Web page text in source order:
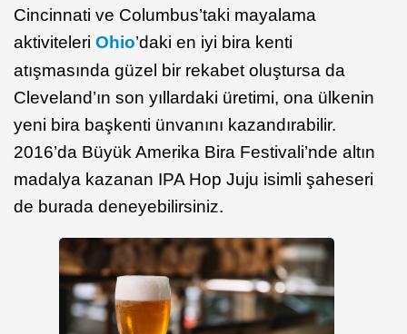
Cincinnati ve Columbus’taki mayalama
aktiviteleri Ohio’daki en iyi bira kenti
atışmasında güzel bir rekabet oluştursa da
Cleveland’ın son yıllardaki üretimi, ona ülkenin
yeni bira başkenti ünvanını kazandırabilir.
2016’da Büyük Amerika Bira Festivali’nde altın
madalya kazanan IPA Hop Juju isimli şaheseri
de burada deneyebilirsiniz.